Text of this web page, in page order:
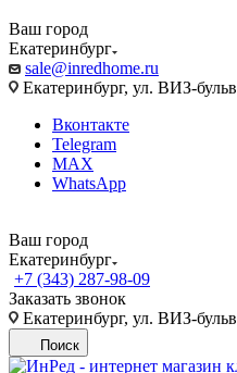
Ваш город
Екатеринбург
sale@inredhome.ru
Екатеринбург, ул. ВИЗ-
Вконтакте
Telegram
MAX
WhatsApp
Ваш город
Екатеринбург
+7 (343) 287-98-09
Заказать звонок
Екатеринбург, ул. ВИЗ-
Поиск